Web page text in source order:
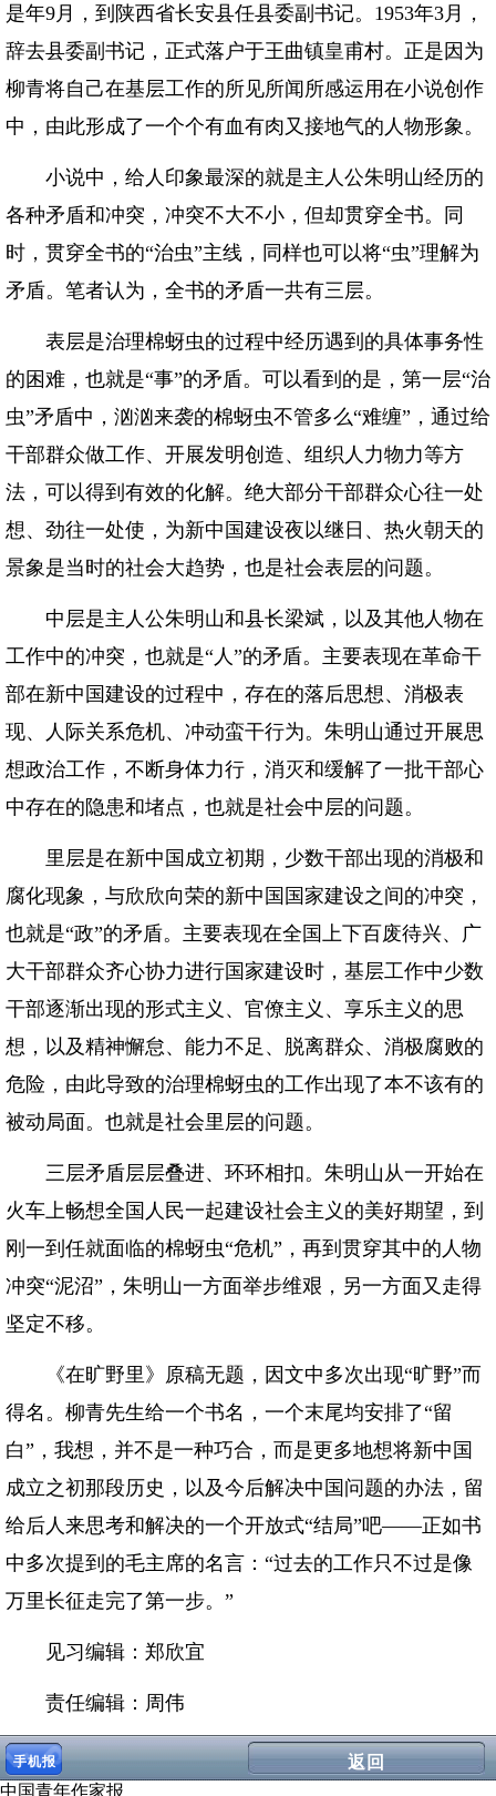
是年9月，到陕西省长安县任县委副书记。1953年3月，
辞去县委副书记，正式落户于王曲镇皇甫村。正是因为
柳青将自己在基层工作的所见所闻所感运用在小说创作
中，由此形成了一个个有血有肉又接地气的人物形象。
小说中，给人印象最深的就是主人公朱明山经历的
各种矛盾和冲突，冲突不大不小，但却贯穿全书。同
时，贯穿全书的“治虫”主线，同样也可以将“虫”理解为
矛盾。笔者认为，全书的矛盾一共有三层。
表层是治理棉蚜虫的过程中经历遇到的具体事务性
的困难，也就是“事”的矛盾。可以看到的是，第一层“治
虫”矛盾中，汹汹来袭的棉蚜虫不管多么“难缠”，通过给
干部群众做工作、开展发明创造、组织人力物力等方
法，可以得到有效的化解。绝大部分干部群众心往一处
想、劲往一处使，为新中国建设夜以继日、热火朝天的
景象是当时的社会大趋势，也是社会表层的问题。
中层是主人公朱明山和县长梁斌，以及其他人物在
工作中的冲突，也就是“人”的矛盾。主要表现在革命干
部在新中国建设的过程中，存在的落后思想、消极表
现、人际关系危机、冲动蛮干行为。朱明山通过开展思
想政治工作，不断身体力行，消灭和缓解了一批干部心
中存在的隐患和堵点，也就是社会中层的问题。
里层是在新中国成立初期，少数干部出现的消极和
腐化现象，与欣欣向荣的新中国国家建设之间的冲突，
也就是“政”的矛盾。主要表现在全国上下百废待兴、广
大干部群众齐心协力进行国家建设时，基层工作中少数
干部逐渐出现的形式主义、官僚主义、享乐主义的思
想，以及精神懈怠、能力不足、脱离群众、消极腐败的
危险，由此导致的治理棉蚜虫的工作出现了本不该有的
被动局面。也就是社会里层的问题。
三层矛盾层层叠进、环环相扣。朱明山从一开始在
火车上畅想全国人民一起建设社会主义的美好期望，到
刚一到任就面临的棉蚜虫“危机”，再到贯穿其中的人物
冲突“泥沼”，朱明山一方面举步维艰，另一方面又走得
坚定不移。
《在旷野里》原稿无题，因文中多次出现“旷野”而
得名。柳青先生给一个书名，一个末尾均安排了“留
白”，我想，并不是一种巧合，而是更多地想将新中国
成立之初那段历史，以及今后解决中国问题的办法，留
给后人来思考和解决的一个开放式“结局”吧——正如书
中多次提到的毛主席的名言：“过去的工作只不过是像
万里长征走完了第一步。”
见习编辑：郑欣宜
责任编辑：周伟
手机报
返回
中国青年作家报